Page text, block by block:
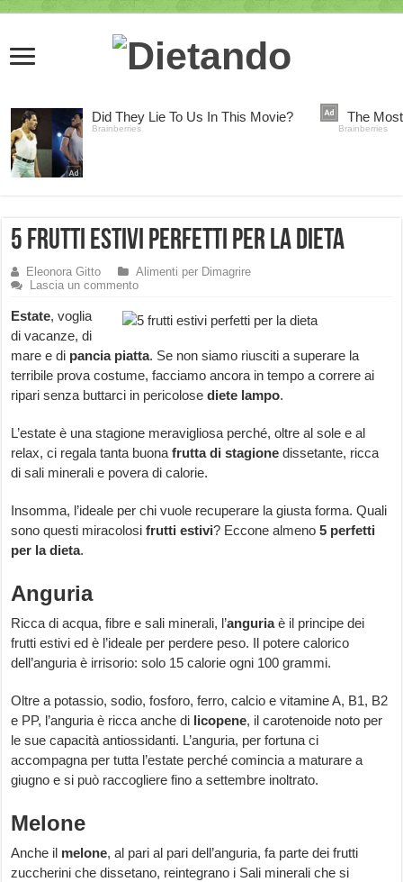
5 frutti estivi perfetti per la dieta
Eleonora Gitto
Alimenti per Dimagrire
Lascia un commento
Estate, voglia
di vacanze, di
mare e di pancia piatta. Se non siamo riusciti a superare la
terribile prova costume, facciamo ancora in tempo a correre ai
ripari senza buttarci in pericolosediete lampo.
L’estate è una stagione meravigliosa perché, oltre al sole e al
relax, ci regala tanta buonafrutta di stagione dissetante, ricca
di sali minerali e povera di calorie.
Insomma, l’ideale per chi vuole recuperare la giusta forma. Quali
sono questi miracolosifrutti estivi? Eccone almeno5 perfetti
per la dieta.
Anguria
Ricca di acqua, fibre e sali minerali, l’anguriaè il principe dei
frutti estivi ed è l’ideale per perdere peso. Il potere calorico
dell’anguria è irrisorio: solo 15 calorie ogni 100 grammi.
Oltre a potassio, sodio, fosforo, ferro, calcio e vitamine A, B1, B2
e PP, l’anguria è ricca anche di licopene, il carotenoide noto per
le sue capacità antiossidanti. L’anguria, per fortuna ci
accompagna per tutta l’estate perché comincia a maturare a
giugno e si può raccogliere fino a settembre inoltrato.
Melone
Anche il melone, al pari al pari dell’anguria, fa parte dei frutti
zuccherini che dissetano, reintegrano i Sali minerali che si